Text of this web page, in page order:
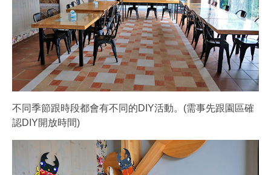
不同季節跟時段都會有不同的DIY活動。(需事先跟園區確
認DIY開放時間)